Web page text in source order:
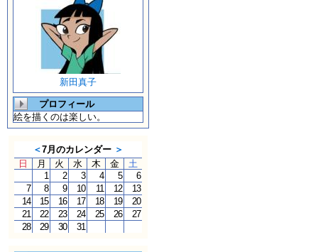
新田真子
プロフィール
絵を描くのは楽しい。
＜7月のカレンダー ＞
日
月 火 水 木 金
土
1
2 3 4 5
6
7
8 9 10 11 12
13
14
15 16 17 18 19
20
21
22 23 24 25 26
27
28
29 30 31